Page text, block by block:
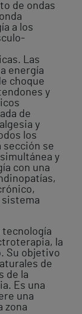
de ondas
a los
Las
energía
choque
y
de
y
los
sección se
y
con una
tecnología
la
Su objetivo
de
de la
Es una
una
zona